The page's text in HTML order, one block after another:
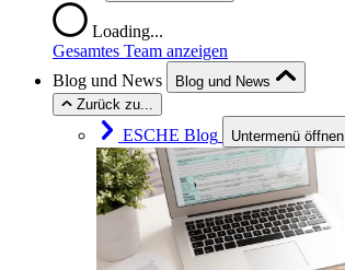
Loading...
Gesamtes Team anzeigen
Blog und News
Blog und News
Zurück zu...
ESCHE Blog Untermenü öffnen